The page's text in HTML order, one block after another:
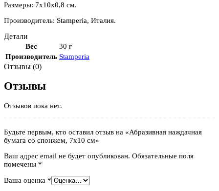
Размеры: 7х10х0,8 см.
Производитель: Stamperia, Италия.
Детали
Вес
30 г
Производитель Stamperia
Отзывы (0)
Отзывы
Отзывов пока нет.
Будьте первым, кто оставил отзыв на «Абразивная наждачная
бумага со спонжем, 7х10 см»
Ваш адрес email не будет опубликован. Обязательные поля
помечены *
Ваша оценка *